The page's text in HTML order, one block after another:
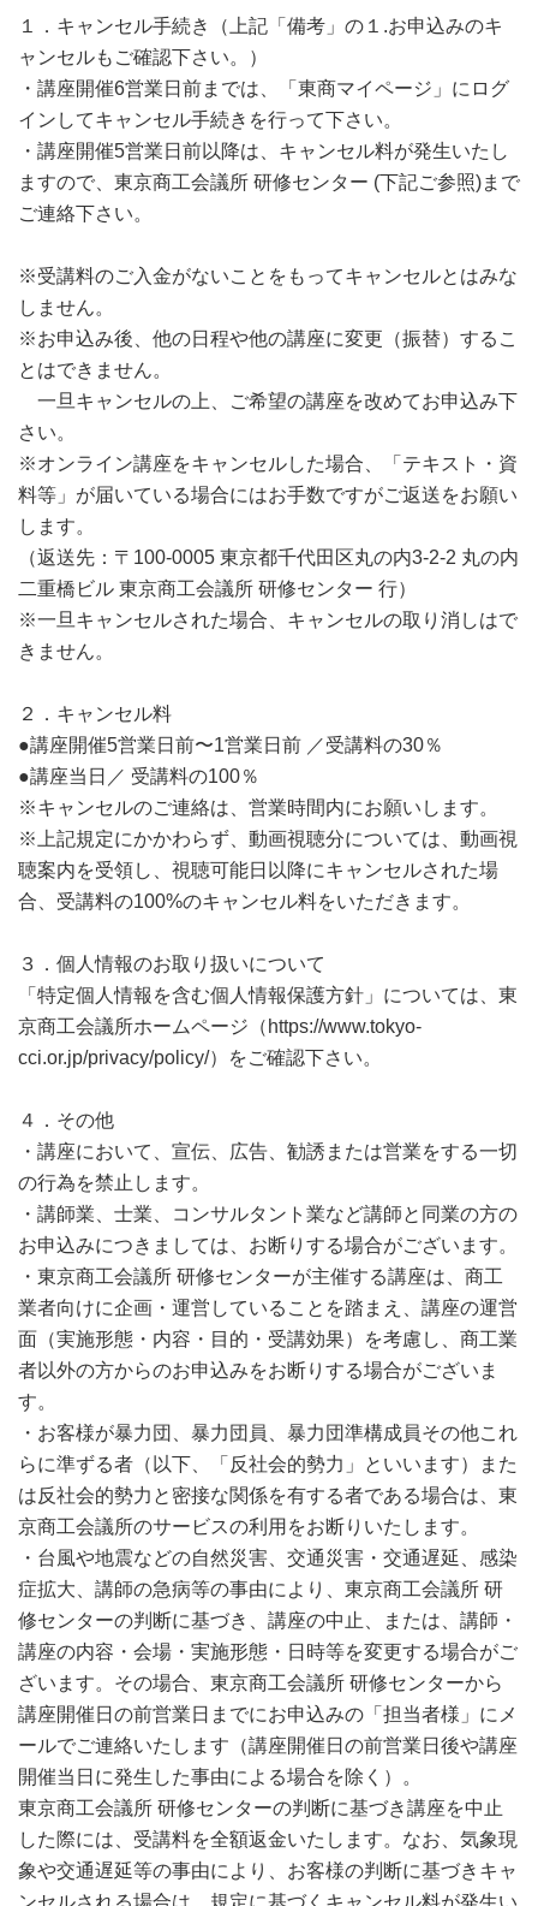
１．キャンセル手続き（上記「備考」の１.お申込みのキ
ャンセルもご確認下さい。）
・講座開催6営業日前までは、「東商マイページ」にログ
インしてキャンセル手続きを行って下さい。
・講座開催5営業日前以降は、キャンセル料が発生いたし
ますので、東京商工会議所 研修センター (下記ご参照)まで
ご連絡下さい。
※受講料のご入金がないことをもってキャンセルとはみな
しません。
※お申込み後、他の日程や他の講座に変更（振替）するこ
とはできません。
一旦キャンセルの上、ご希望の講座を改めてお申込み下
さい。
※オンライン講座をキャンセルした場合、「テキスト・資
料等」が届いている場合にはお手数ですがご返送をお願い
します。
（返送先：〒100-0005 東京都千代田区丸の内3-2-2 丸の内
二重橋ビル 東京商工会議所 研修センター 行）
※一旦キャンセルされた場合、キャンセルの取り消しはで
きません。
２．キャンセル料
●講座開催5営業日前〜1営業日前 ／受講料の30％
●講座当日／ 受講料の100％
※キャンセルのご連絡は、営業時間内にお願いします。
※上記規定にかかわらず、動画視聴分については、動画視
聴案内を受領し、視聴可能日以降にキャンセルされた場
合、受講料の100%のキャンセル料をいただきます。
３．個人情報のお取り扱いについて
「特定個人情報を含む個人情報保護方針」については、東
京商工会議所ホームページ（https://www.tokyo-
cci.or.jp/privacy/policy/）をご確認下さい。
４．その他
・講座において、宣伝、広告、勧誘または営業をする一切
の行為を禁止します。
・講師業、士業、コンサルタント業など講師と同業の方の
お申込みにつきましては、お断りする場合がございます。
・東京商工会議所 研修センターが主催する講座は、商工
業者向けに企画・運営していることを踏まえ、講座の運営
面（実施形態・内容・目的・受講効果）を考慮し、商工業
者以外の方からのお申込みをお断りする場合がございま
す。
・お客様が暴力団、暴力団員、暴力団準構成員その他これ
らに準ずる者（以下、「反社会的勢力」といいます）また
は反社会的勢力と密接な関係を有する者である場合は、東
京商工会議所のサービスの利用をお断りいたします。
・台風や地震などの自然災害、交通災害・交通遅延、感染
症拡大、講師の急病等の事由により、東京商工会議所 研
修センターの判断に基づき、講座の中止、または、講師・
講座の内容・会場・実施形態・日時等を変更する場合がご
ざいます。その場合、東京商工会議所 研修センターから
講座開催日の前営業日までにお申込みの「担当者様」にメ
ールでご連絡いたします（講座開催日の前営業日後や講座
開催当日に発生した事由による場合を除く）。
東京商工会議所 研修センターの判断に基づき講座を中止
した際には、受講料を全額返金いたします。なお、気象現
象や交通遅延等の事由により、お客様の判断に基づきキャ
ンセルされる場合は、規定に基づくキャンセル料が発生い